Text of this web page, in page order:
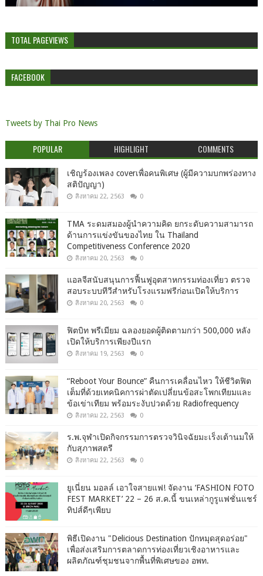
TOTAL PAGEVIEWS
FACEBOOK
Tweets by Thai Pro News
POPULAR HIGHLIGHT COMMENTS
เชิญร้องเพลง coverเพื่อคนพิเศษ (ผู้มีความบกพร่องทาง
สติปัญญา)
สิงหาคม 22, 2563 0
TMA ระดมสมองผู้นำความคิด ยกระดับความสามารถ
ด้านการแข่งขันของไทย ใน Thailand
Competitiveness Conference 2020
สิงหาคม 20, 2563 0
แอลจีสนับสนุนการฟื้นฟูอุตสาหกรรมท่องเที่ยว ตรวจ
สอบระบบทีวีสำหรับโรงแรมฟรีก่อนเปิดให้บริการ
สิงหาคม 20, 2563 0
ฟิตบิท พรีเมียม ฉลองยอดผู้ติดตามกว่า 500,000 หลัง
เปิดให้บริการเพียงปีแรก
สิงหาคม 19, 2563 0
“Reboot Your Bounce” คืนการเคลื่อนไหว ให้ชีวิตฟิต
เต็มที่ด้วยเทคนิคการผ่าตัดเปลี่ยนข้อสะโพกเทียมและ
ข้อเข่าเทียม พร้อมระงับปวดด้วย Radiofrequency
สิงหาคม 22, 2563 0
ร.พ.จุฬาเปิดกิจกรรมการตรวจวินิจฉัยมะเร็งเต้านมให้
กับสุภาพสตรี
สิงหาคม 22, 2563 0
ยูเนี่ยน มอลล์ เอาใจสายแฟ! จัดงาน ‘FASHION FOTO
FEST MARKET’ 22 – 26 ส.ค.นี้ ขนเหล่ากูรูแฟชั่นแชร์
ทิปส์ดีๆเพียบ
พิธีเปิดงาน "Delicious Destination ปักหมุดสุดอร่อย"
เพื่อส่งเสริมการตลาดการท่องเที่ยวเชิงอาหารและ
ผลิตภัณฑ์ชุมชนจากพื้นที่พิเศษของ อพท.